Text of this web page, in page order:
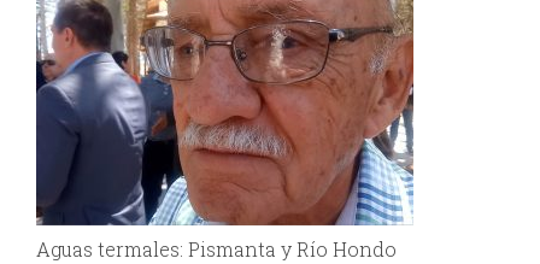
Aguas termales: Pismanta y Río Hondo